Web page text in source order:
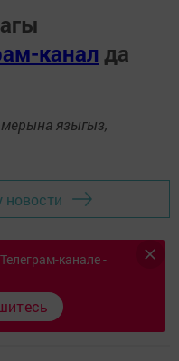
канал да
языгыз,
новости
канале -